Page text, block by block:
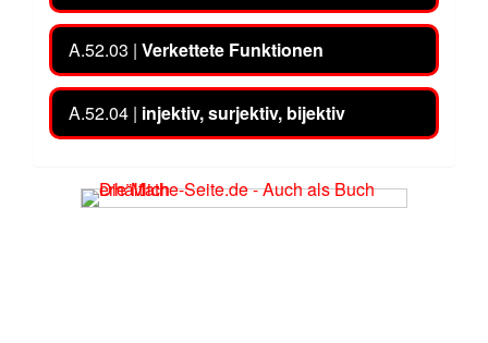
A.52.03 | Verkettete Funktionen
A.52.04 | injektiv, surjektiv, bijektiv